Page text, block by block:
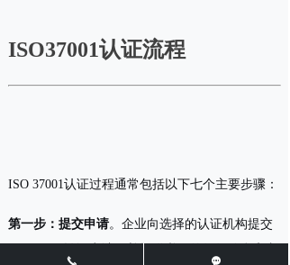
ISO37001认证流程
ISO 37001认证过程通常包括以下七个主要步骤：
第一步：提交申请。企业向选择的认证机构提交
끅 끁